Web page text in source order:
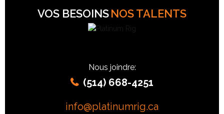
VOS BESOINSNOS TALENTS
Nous joindre:
(514) 668-4251
info@platinumrig.ca